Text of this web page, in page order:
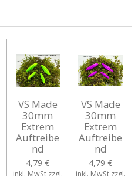
n
n
n
n
VS Made
30mm
Extrem
Auftreibe
nd
4,79 €
inkl. MwSt zzgl.
VS Made
30mm
Extrem
Auftreibe
nd
4,79 €
inkl. MwSt zzgl.